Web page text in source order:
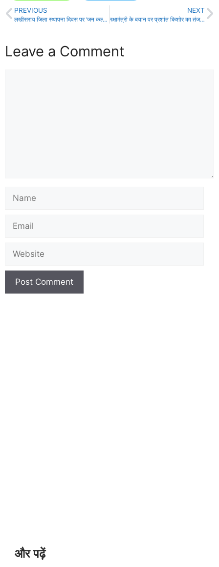
PREVIOUS
लखीसराय जिला स्थापना दिवस पर ‘जन कल्याण संवाद’ कार्यक्रम का आयोजन!
NEXT
रक्षामंत्री के बयान पर प्रशांत किशोर का तंज, पूछा अब क्या 150 साल लगेगा?
Leave a Comment
और पढ़ें